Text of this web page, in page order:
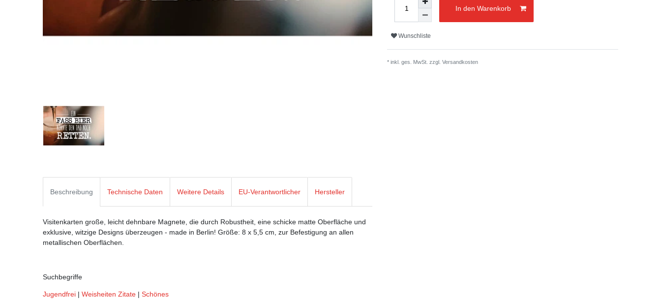
In den Warenkorb
Wunschliste
* inkl. ges. MwSt. zzgl. Versandkosten
Beschreibung Technische Daten Weitere Details EU-Verantwortlicher Hersteller
Visitenkarten große, leicht dehnbare Magnete, die durch Robustheit, eine schicke matte Oberfläche und
exklusive, witzige Designs überzeugen - made in Berlin! Größe: 8 x 5,5 cm, zur Befestigung an allen
metallischen Oberflächen.
Suchbegriffe
Jugendfrei | Weisheiten Zitate | Schönes